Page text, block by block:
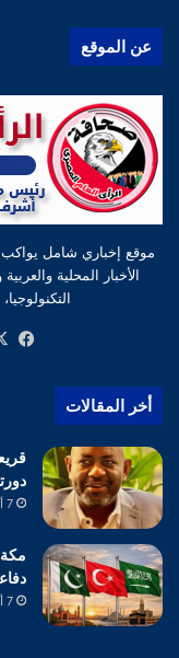
عن الموقع
موقع إخباري شامل يواكب
الأخبار المحلية
أخر المقالات
7 أغسطس، 2026
مكة
7 أغسطس، 2026